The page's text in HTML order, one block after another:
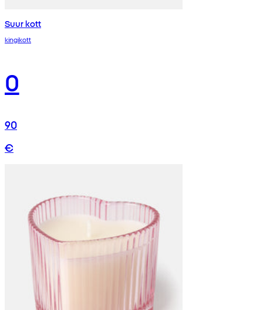
Suur kott
kingikott
0
90
€